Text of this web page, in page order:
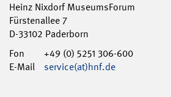
Heinz Nixdorf MuseumsForum
Fürstenallee 7
D-33102 Paderborn
Fon
+49 (0) 5251 306-600
E-Mail
service(at)hnf.de